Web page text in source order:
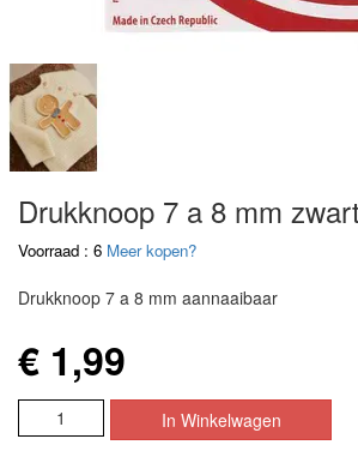
Drukknoop 7 a 8 mm
Voorraad : 6 Meer kopen?
Drukknoop 7 a 8 mm aannaaibaar
€ 1,99